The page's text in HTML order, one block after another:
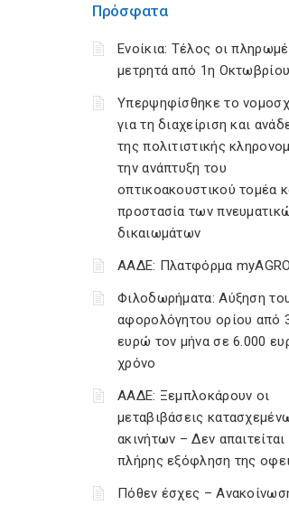
Πρόσφατα
Ενοίκια: Τέλος οι
μετρητά από 1η Οκτωβρίου
Υπερψηφίσθηκε το
για τη διαχείριση και
της πολιτιστικής
την ανάπτυξη του
οπτικοακουστικού τομέα
προστασία των
δικαιωμάτων
ΑΑΔΕ: Πλατφόρμα myAGRO
Φιλοδωρήματα: Αύξηση
αφορολόγητου ορίου από
ευρώ τον μήνα σε 6.000
χρόνο
ΑΑΔΕ: Ξεμπλοκάρουν οι
μεταβιβάσεις
ακινήτων – Δεν
πλήρης εξόφληση της
Πόθεν έσχες –